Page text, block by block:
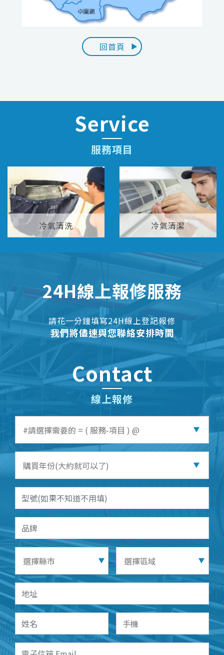
回首頁
Service
服務項目
冷氣清洗 冷氣清潔
24H線上報修服務
請花一分鐘填寫24H線上登記報修
我們將儘速與您聯絡安排時間
Contact
線上報修